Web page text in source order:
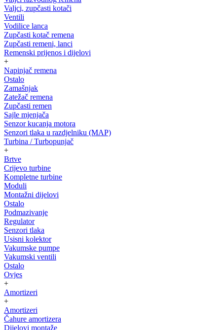
Valjci, zupčasti kotači
Ventili
Vodilice lanca
Zupčasti kotač remena
Zupčasti remeni, lanci
Remenski prijenos i dijelovi
+
Napinjač remena
Ostalo
Zamašnjak
Zatežač remena
Zupčasti remen
Sajle mjenjača
Senzor kucanja motora
Senzori tlaka u razdjelniku (MAP)
Turbina / Turbopunjač
+
Brtve
Crijevo turbine
Kompletne turbine
Moduli
Montažni dijelovi
Ostalo
Podmazivanje
Regulator
Senzori tlaka
Usisni kolektor
Vakumske pumpe
Vakumski ventili
Ostalo
Ovjes
+
Amortizeri
+
Amortizeri
Čahure amortizera
Dijelovi montaže